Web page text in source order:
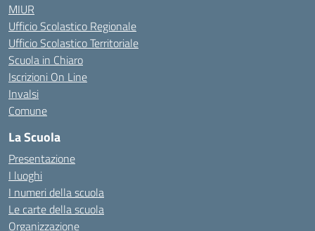
MIUR
Ufficio Scolastico Regionale
Ufficio Scolastico Territoriale
Scuola in Chiaro
Iscrizioni On Line
Invalsi
Comune
La Scuola
Presentazione
I luoghi
I numeri della scuola
Le carte della scuola
Organizzazione